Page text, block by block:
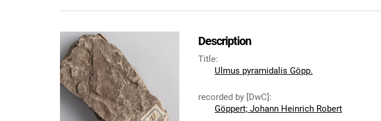
Description
Title:
Ulmus pyramidalis Göpp.
recorded by [DwC]:
Göppert; Johann Heinrich Robert